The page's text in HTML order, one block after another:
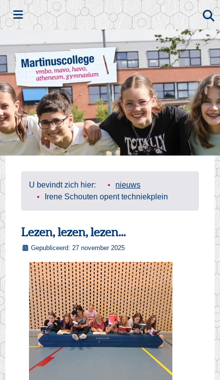
Zoeken
U bevindt zich hier:
nieuws
Irene Schouten opent techniekplein
Lezen, lezen, lezen...
Gepubliceerd: 27 november 2025